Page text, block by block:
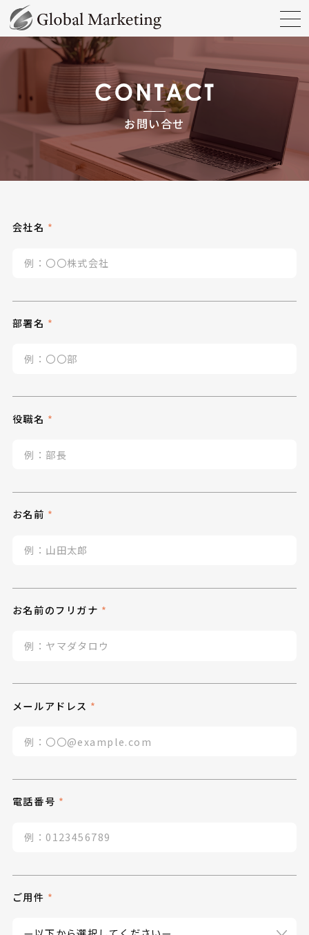
お問い合せ
会社名
部署名
役職名
お名前
お名前のフリガナ
メールアドレス
電話番号
ご用件